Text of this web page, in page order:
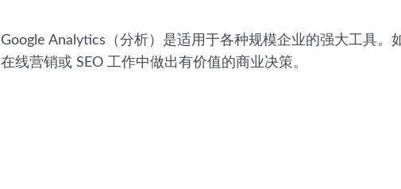
Google Analytics（分析）是适用于各种规模企业的强大工具。
在线营销或 SEO 工作中做出有价值的商业决策。